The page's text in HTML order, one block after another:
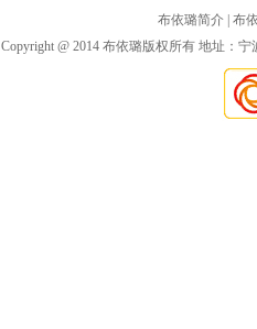
布依璐简介 | 布
Copyright @ 2014 布依璐版权所有 地址